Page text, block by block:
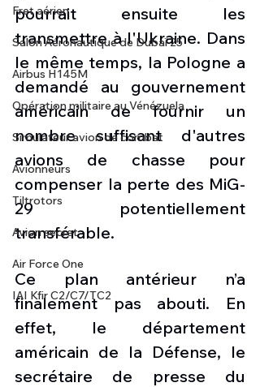
Fret aérien
Salon Aéronautique de Dubaï 25
Airbus H145M
Opération militaire au Vénézuela
Simulateur avion de combat
Avionneurs
Tiltrotors
Avion secret
Air Force One
IAI Kfir C2/C7/TC2
pourrait ensuite les
transmettre à l'Ukraine. Dans
le même temps, la Pologne a
demandé au gouvernement
américain de fournir un
nombre suffisant d'autres
avions de chasse pour
compenser la perte des MiG-
29 potentiellement
transférable.
Ce plan antérieur n’a
finalement pas abouti. En
effet, le département
américain de la Défense, le
secrétaire de presse du